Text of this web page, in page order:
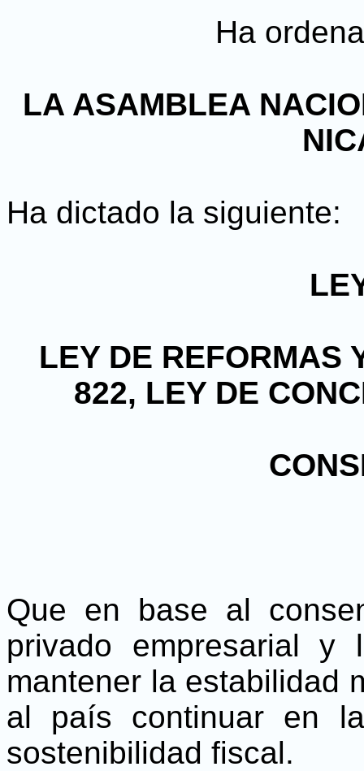
Ha
LA ASAMBLEA
Ha dictado la siguiente:
LEY DE REFORMAS
822, LEY DE
Que en base al
privado empresarial y
mantener la estabilidad
al país continuar en
sostenibilidad fiscal.